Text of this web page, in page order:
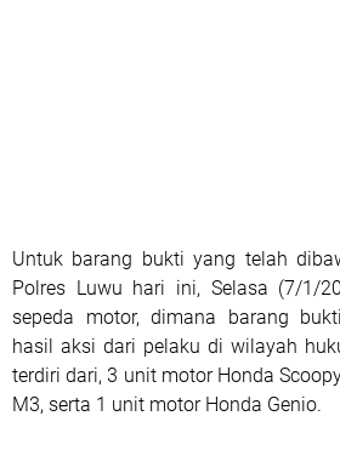
Untuk barang bukti yang telah
Polres Luwu hari ini, Selasa (7/1/
sepeda motor, dimana barang
hasil aksi dari pelaku di wilayah
terdiri dari, 3 unit motor Honda
M3, serta 1 unit motor Honda Genio.